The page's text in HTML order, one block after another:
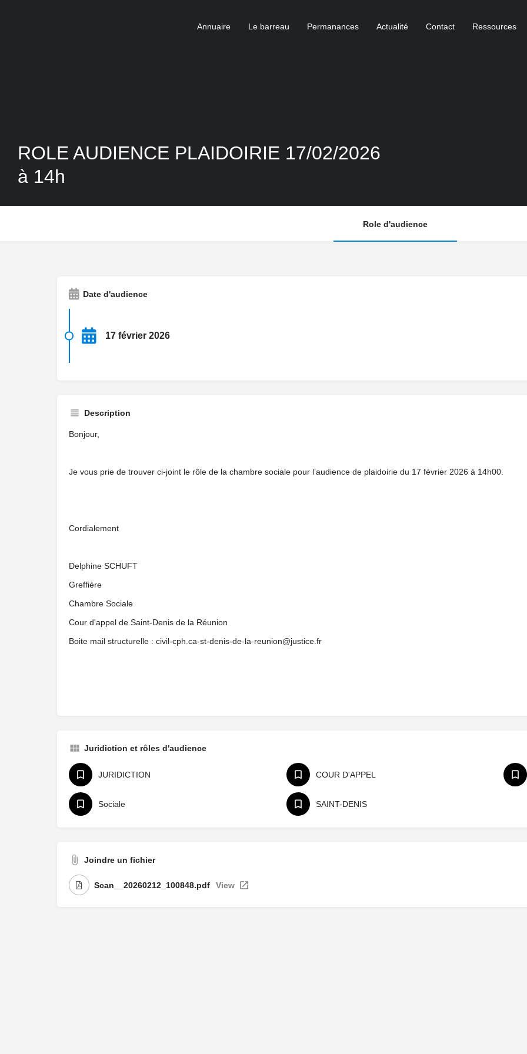
Annuaire Le barreau Permanances Actualité Contact Ressources
ROLE AUDIENCE PLAIDOIRIE 17/02/2026
à 14h
Role d'audience
Date d'audience
17 février 2026
Description
Bonjour,
Je vous prie de trouver ci-joint le rôle de la chambre sociale pour l’audience de plaidoirie du 17 février 2026 à 14h00.
Cordialement
Delphine SCHUFT
Greffière
Chambre Sociale
Cour d'appel de Saint-Denis de la Réunion
Boite mail structurelle : civil-cph.ca-st-denis-de-la-reunion@justice.fr
Juridiction et rôles d'audience
JURIDICTION COUR D'APPEL
Sociale SAINT-DENIS
Joindre un fichier
Scan__20260212_100848.pdf View